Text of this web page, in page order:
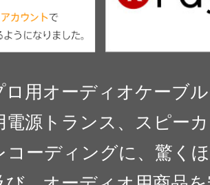
ロ用オーディオケーブ
電源トランス、スピー
コーディングに、驚く